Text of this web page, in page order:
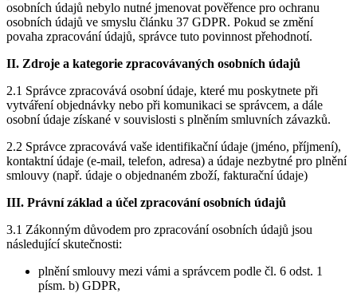
osobních údajů nebylo nutné jmenovat pověřence pro ochranu
osobních údajů ve smyslu článku 37 GDPR. Pokud se změní
povaha zpracování údajů, správce tuto povinnost přehodnotí.
II. Zdroje a kategorie zpracovávaných osobních údajů
2.1 Správce zpracovává osobní údaje, které mu poskytnete při
vytváření objednávky nebo při komunikaci se správcem, a dále
osobní údaje získané v souvislosti s plněním smluvních závazků.
2.2 Správce zpracovává vaše identifikační údaje (jméno, příjmení),
kontaktní údaje (e-mail, telefon, adresa) a údaje nezbytné pro plnění
smlouvy (např. údaje o objednaném zboží, fakturační údaje)
III. Právní základ a účel zpracování osobních údajů
3.1 Zákonným důvodem pro zpracování osobních údajů jsou
následující skutečnosti:
plnění smlouvy mezi vámi a správcem podle čl. 6 odst. 1
písm. b) GDPR,